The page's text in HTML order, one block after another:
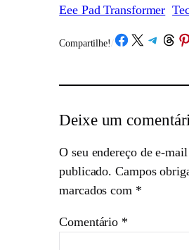
Eee Pad Transformer
Compartilhe!/Share on Facebook
Share on X Share onShare on
Deixe um
O seu endereço de e-
publicado. Campos
marcados com *
Comentário *